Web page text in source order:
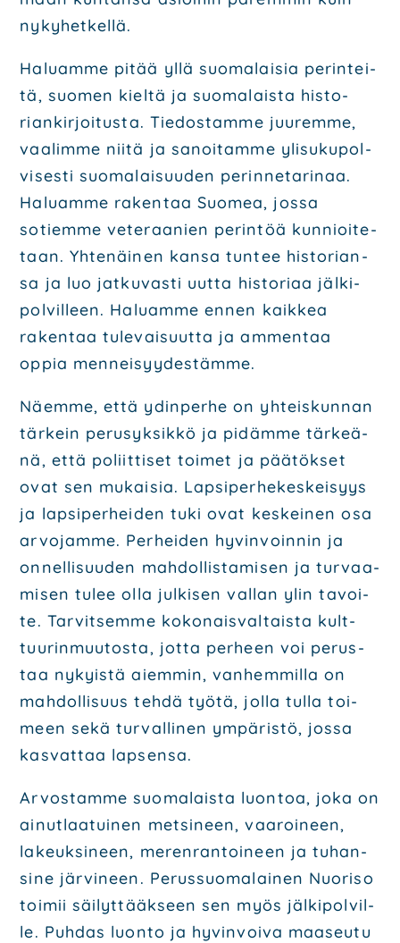
nyky­het­kel­lä.
Haluam­me pitää yllä suo­ma­lai­sia perin­tei­
tä, suo­men kiel­tä ja suo­ma­lais­ta his­to­
rian­kir­joi­tus­ta. Tie­dos­tam­me juu­rem­me,
vaa­lim­me nii­tä ja sanoi­tam­me yli­su­ku­pol­
vi­ses­ti suo­ma­lai­suu­den perin­ne­ta­ri­naa.
Haluam­me raken­taa Suo­mea, jos­sa
sotiem­me vete­raa­nien perin­töä kun­nioi­te­
taan. Yhte­näi­nen kan­sa tun­tee his­to­rian­
sa ja luo jat­ku­vas­ti uut­ta his­to­ri­aa jäl­ki­
pol­vil­leen. Haluam­me ennen kaik­kea
raken­taa tule­vai­suut­ta ja ammen­taa
oppia men­nei­syy­des­täm­me.
Näem­me, että ydin­per­he on yhteis­kun­nan
tär­kein perus­yk­sik­kö ja pidäm­me tär­keä­
nä, että poliit­ti­set toi­met ja pää­tök­set
ovat sen mukai­sia. Lap­si­per­he­kes­kei­syys
ja lap­si­per­hei­den tuki ovat kes­kei­nen osa
arvo­jam­me. Per­hei­den hyvin­voin­nin ja
onnel­li­suu­den mah­dol­lis­ta­mi­sen ja tur­vaa­
mi­sen tulee olla jul­ki­sen val­lan ylin tavoi­
te. Tar­vit­sem­me koko­nais­val­tais­ta kult­
tuu­rin­muu­tos­ta, jot­ta per­heen voi perus­
taa nykyis­tä aiem­min, van­hem­mil­la on
mah­dol­li­suus teh­dä työ­tä, jol­la tul­la toi­
meen sekä tur­val­li­nen ympä­ris­tö, jos­sa
kas­vat­taa lap­sen­sa.
Arvos­tam­me suo­ma­lais­ta luon­toa, joka on
ainut­laa­tui­nen met­si­neen, vaa­roi­neen,
lakeuk­si­neen, meren­ran­toi­neen ja tuhan­
si­ne jär­vi­neen. Perus­suo­ma­lai­nen Nuo­ri­so
toi­mii säi­lyt­tääk­seen sen myös jäl­ki­pol­vil­
le. Puh­das luon­to ja hyvin­voi­va maa­seu­tu